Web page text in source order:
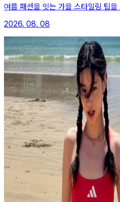
여름 패션을 잇는 가을 스타일링 팁을
2026. 08. 08